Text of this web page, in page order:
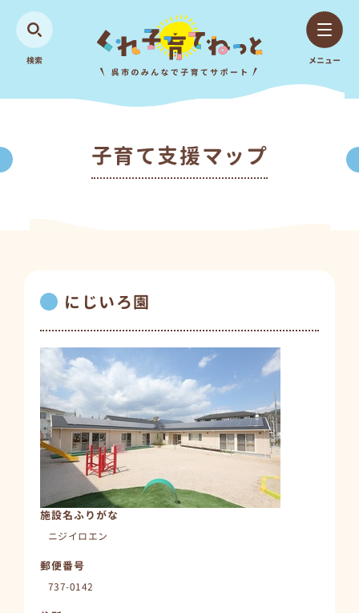
検索 メニュー
子育て支援マップ
にじいろ園
施設名ふりがな
ニジイロエン
郵便番号
737-0142